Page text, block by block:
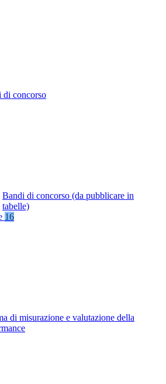
di concorso
Bandi di concorso (da pubblicare in
tabelle)
16
di misurazione e valutazione della